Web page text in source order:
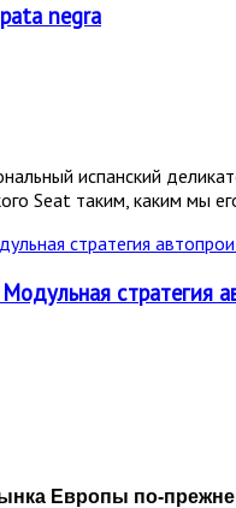
negra
испанский
Seat таким, каким мы
стратегия
Европы по-